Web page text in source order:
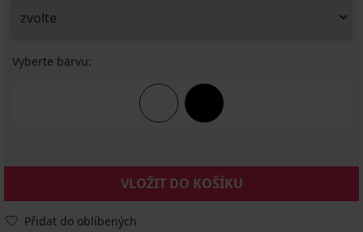
Vyberte barvu:
VLOŽIT DO KOŠÍKU
Přidat do oblíbených